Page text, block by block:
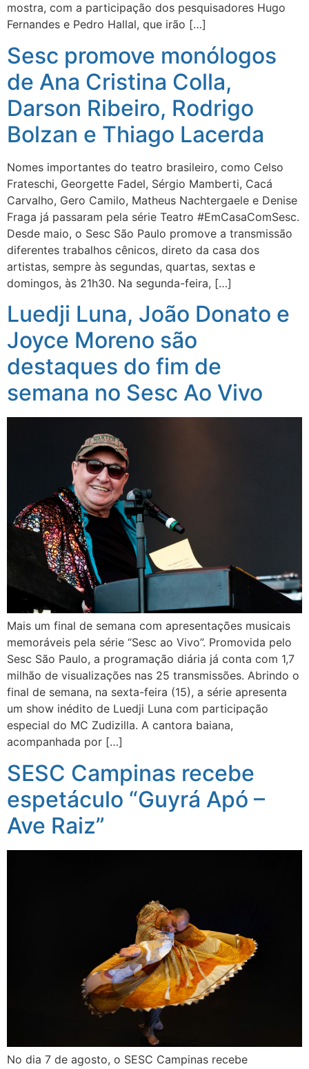
mostra, com a participação dos pesquisadores Hugo
Fernandes e Pedro Hallal, que irão […]
Sesc promove monólogos
de Ana Cristina Colla,
Darson Ribeiro, Rodrigo
Bolzan e Thiago Lacerda
Nomes importantes do teatro brasileiro, como Celso
Frateschi, Georgette Fadel, Sérgio Mamberti, Cacá
Carvalho, Gero Camilo, Matheus Nachtergaele e Denise
Fraga já passaram pela série Teatro #EmCasaComSesc.
Desde maio, o Sesc São Paulo promove a transmissão
diferentes trabalhos cênicos, direto da casa dos
artistas, sempre às segundas, quartas, sextas e
domingos, às 21h30. Na segunda-feira, […]
Luedji Luna, João Donato e
Joyce Moreno são
destaques do fim de
semana no Sesc Ao Vivo
Mais um final de semana com apresentações musicais
memoráveis pela série “Sesc ao Vivo”. Promovida pelo
Sesc São Paulo, a programação diária já conta com 1,7
milhão de visualizações nas 25 transmissões. Abrindo o
final de semana, na sexta-feira (15), a série apresenta
um show inédito de Luedji Luna com participação
especial do MC Zudizilla. A cantora baiana,
acompanhada por […]
SESC Campinas recebe
espetáculo “Guyrá Apó –
Ave Raiz”
No dia 7 de agosto, o SESC Campinas recebe